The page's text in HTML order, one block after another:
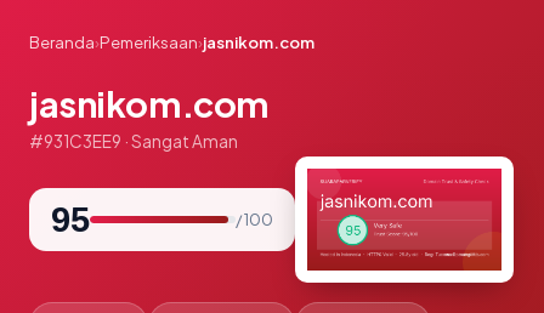
Beranda›Pemeriksaan›jasnikom.com
jasnikom.com
#931C3EE9 · Sangat Aman
95 / 100